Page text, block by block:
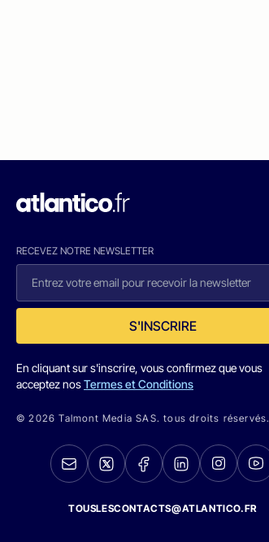
RECEVEZ NOTRE NEWSLETTER
S'INSCRIRE
En cliquant sur s'inscrire, vous confirmez que vous
acceptez nosTermes et Conditions
© 2026 Talmont Media SAS. tous droits réservés.
TOUSLESCONTACTS@ATLANTICO.FR